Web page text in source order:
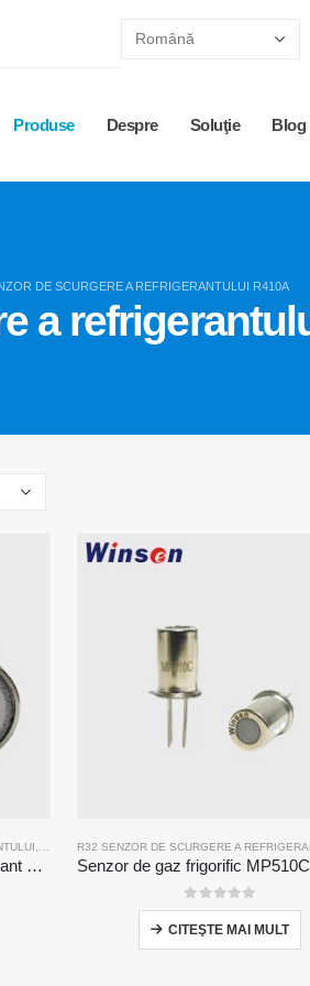
Produse Despre Soluţie Blog
DE SCURGERE A REFRIGERANTULUI R410A
a
R134A SENZOR DE SCURGERE A
MH-441D NDIR Infrared Refrigerant Sensor | High Sensitivity | HVAC & Industrial Safety | Long Lifespan
R32 SENZOR DE SCURGERE A
0din 5
CITEŞTE MAI MULT